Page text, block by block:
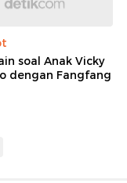
soal Anak Vicky
dengan Fangfang